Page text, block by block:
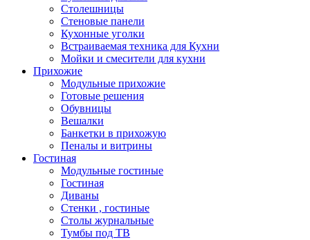
Столешницы
Стеновые панели
Кухонные уголки
Встраиваемая техника для Кухни
Мойки и смесители для кухни
Прихожие
Модульные прихожие
Готовые решения
Обувницы
Вешалки
Банкетки в прихожую
Пеналы и витрины
Гостиная
Модульные гостиные
Гостиная
Диваны
Стенки , гостиные
Столы журнальные
Тумбы под ТВ